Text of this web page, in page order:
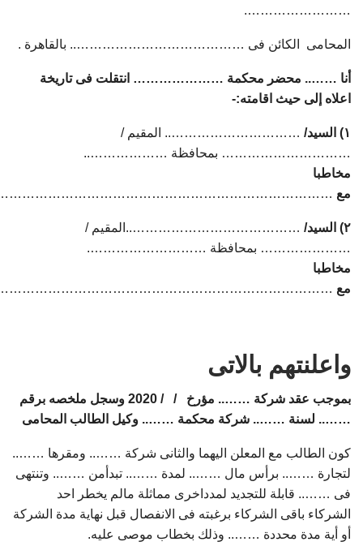
…………………….
المحامى الكائن فى ………………………………….. بالقاهرة .
أنا …….. محضر محكمة ………………… انتقلت فى تاريخة
اعلاه إلى حيث اقامته:-
۱) السيد/
………………………….. المقيم /
………………………… بمحافظة ………………..
مخاطبا
مع
۲) السيد/
…………………………………..المقيم /
………………… بمحافظة ……………………….
مخاطبا
مع
واعلنتهم بالاتى
بموجب عقد شركة …….. مؤرخ / / 2020 وسجل ملخصه برقم
…….. لسنة …….. شركة محكمة …….. وكيل الطالب المحامى
كون الطالب مع المعلن اليهما والثانى شركة …….. ومقرها ……..
لتجارة …….. برأس مال …….. لمدة …….. تبدأمن …….. وتنتهى
فى …….. قابلة للتجديد لمدداخرى مماثلة مالم يخطر احد
الشركاء باقى الشركاء برغبته فى الانفصال قبل نهاية مدة الشركة
أو أية مدة محددة …….. وذلك بخطاب موصى عليه.